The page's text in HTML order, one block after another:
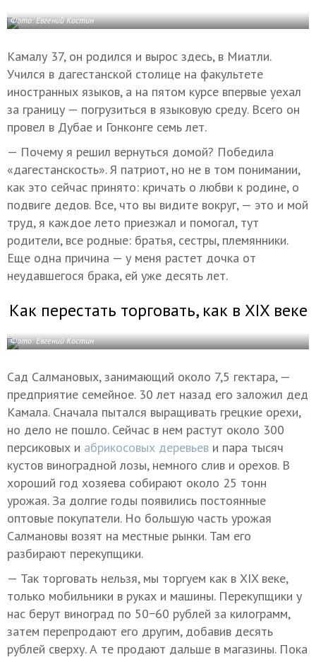
Фото: Евгений Костин
Камалу 37, он родился и вырос здесь, в Миатли.
Учился в дагестанской столице на факультете
иностранных языков, а на пятом курсе впервые уехал
за границу — погрузиться в языковую среду. Всего он
провел в Дубае и Гонконге семь лет.
— Почему я решил вернуться домой? Победила
«дагестанскость». Я патриот, но не в том понимании,
как это сейчас принято: кричать о любви к родине, о
подвиге дедов. Все, что вы видите вокруг, — это и мой
труд, я каждое лето приезжал и помогал, тут
родители, все родные: братья, сестры, племянники.
Еще одна причина — у меня растет дочка от
неудавшегося брака, ей уже десять лет.
Как перестать торговать, как в XIX веке
Фото: Евгений Костин
Сад Салмановых, занимающий около 7,5 гектара, —
предприятие семейное. 30 лет назад его заложил дед
Камала. Сначала пытался выращивать грецкие орехи,
но дело не пошло. Сейчас в нем растут около 300
персиковых и абрикосовых деревьев и пара тысяч
кустов виноградной лозы, немного слив и орехов. В
хороший год хозяева собирают около 25 тонн
урожая. За долгие годы появились постоянные
оптовые покупатели. Но большую часть урожая
Салмановы возят на местные рынки. Там его
разбирают перекупщики.
— Так торговать нельзя, мы торгуем как в XIX веке,
только мобильники в руках и машины. Перекупщики у
нас берут виноград по 50−60 рублей за килограмм,
затем перепродают его другим, добавив десять
рублей сверху. А те продают дальше в магазины. Пока